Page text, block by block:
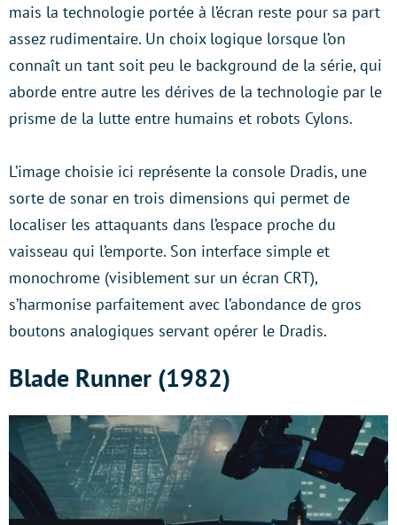
mais la technologie portée à l’écran reste pour sa part
assez rudimentaire. Un choix logique lorsque l’on
connaît un tant soit peu le background de la série, qui
aborde entre autre les dérives de la technologie par le
prisme de la lutte entre humains et robots Cylons.
L’image choisie ici représente la console Dradis, une
sorte de sonar en trois dimensions qui permet de
localiser les attaquants dans l’espace proche du
vaisseau qui l’emporte. Son interface simple et
monochrome (visiblement sur un écran CRT),
s’harmonise parfaitement avec l’abondance de gros
boutons analogiques servant opérer le Dradis.
Blade Runner (1982)